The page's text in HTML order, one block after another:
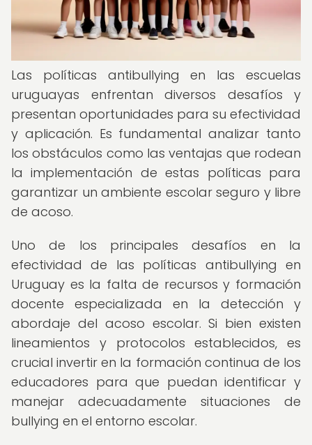
Las políticas antibullying en las escuelas
uruguayas enfrentan diversos desafíos y
presentan oportunidades para su efectividad
y aplicación. Es fundamental analizar tanto
los obstáculos como las ventajas que rodean
la implementación de estas políticas para
garantizar un ambiente escolar seguro y libre
de acoso.
Uno de los principales desafíos en la
efectividad de las políticas antibullying en
Uruguay es la falta de recursos y formación
docente especializada en la detección y
abordaje del acoso escolar. Si bien existen
lineamientos y protocolos establecidos, es
crucial invertir en la formación continua de los
educadores para que puedan identificar y
manejar adecuadamente situaciones de
bullying en el entorno escolar.